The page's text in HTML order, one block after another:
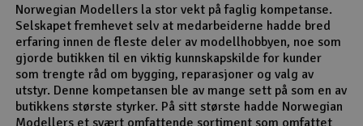
Norwegian Modellers la stor vekt på faglig kompetanse.
Selskapet fremhevet selv at medarbeiderne hadde bred
erfaring innen de fleste deler av modellhobbyen, noe som
gjorde butikken til en viktig kunnskapskilde for kunder
som trengte råd om bygging, reparasjoner og valg av
utstyr. Denne kompetansen ble av mange sett på som en av
butikkens største styrker. På sitt største hadde Norwegian
Modellers et svært omfattende sortiment som omfattet